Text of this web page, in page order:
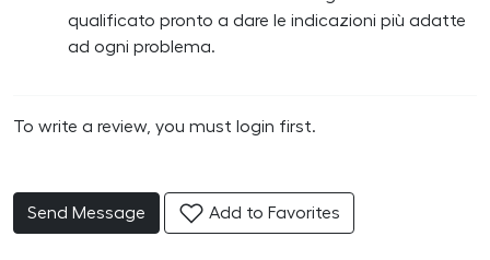
qualificato pronto a dare le indicazioni più adatte
ad ogni problema.
To write a review, you must login first.
Send Message Add to Favorites